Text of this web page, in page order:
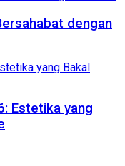
dengan
Estetika yang